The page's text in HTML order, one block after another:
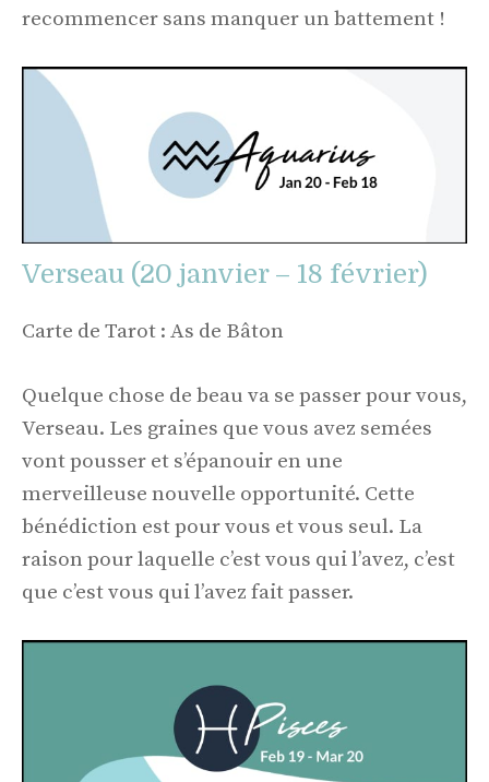
recommencer sans manquer un battement !
Verseau (20 janvier – 18 février)
Carte de Tarot : As de Bâton
Quelque chose de beau va se passer pour vous,
Verseau. Les graines que vous avez semées
vont pousser et s’épanouir en une
merveilleuse nouvelle opportunité. Cette
bénédiction est pour vous et vous seul. La
raison pour laquelle c’est vous qui l’avez, c’est
que c’est vous qui l’avez fait passer.